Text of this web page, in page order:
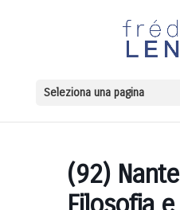
Seleziona una pagina
(92)